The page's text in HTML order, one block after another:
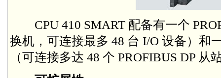
CPU 410 SMART 配备有一个
换机，可连接最多 48 台 I/O 设备）和
（可连接多达 48 个 PROFIBUS DP 从